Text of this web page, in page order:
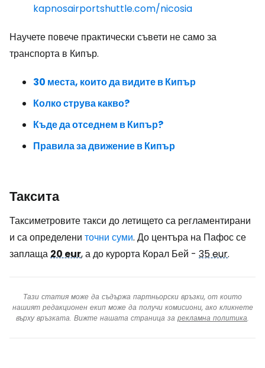
kapnosairportshuttle.com/nicosia
Научете повече практически съвети не само за
транспорта в Кипър.
30 места, които да видите в Кипър
Колко струва какво?
Къде да отседнем в Кипър?
Правила за движение в Кипър
Таксита
Таксиметровите такси до летището са регламентирани
и са определени точни суми. До центъра на Пафос се
заплаща20 eur, а до курорта Корал Бей - 35 eur.
Тази статия може да съдържа партньорски връзки, от които
нашият редакционен екип може да получи комисиони, ако кликнете
върху връзката. Вижте нашата страница за рекламна политика.